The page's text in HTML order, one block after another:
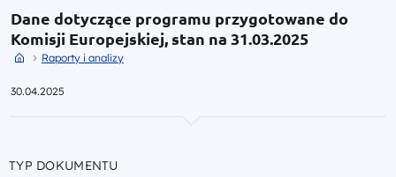
Dane dotyczące programu przygotowane do
Komisji Europejskiej, stan na 31.03.2025
Przejdź do strony głównej portalu
Raporty i analizyPrzejdź do Raporty i analizy
30.04.2025
TYP DOKUMENTU